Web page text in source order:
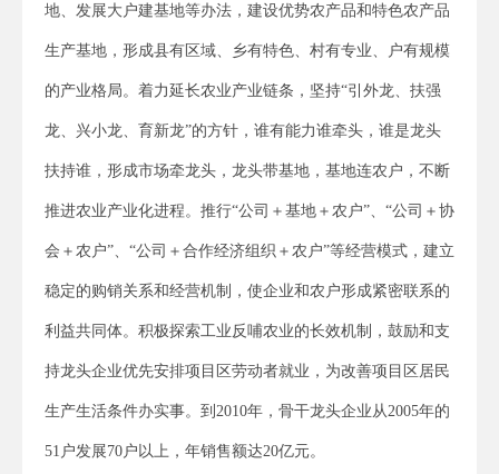
地、发展大户建基地等办法，建设优势农产品和特色农产品
生产基地，形成县有区域、乡有特色、村有专业、户有规模
的产业格局。着力延长农业产业链条，坚持“引外龙、扶强
龙、兴小龙、育新龙”的方针，谁有能力谁牵头，谁是龙头
扶持谁，形成市场牵龙头，龙头带基地，基地连农户，不断
推进农业产业化进程。推行“公司＋基地＋农户”、“公司＋协
会＋农户”、“公司＋合作经济组织＋农户”等经营模式，建立
稳定的购销关系和经营机制，使企业和农户形成紧密联系的
利益共同体。积极探索工业反哺农业的长效机制，鼓励和支
持龙头企业优先安排项目区劳动者就业，为改善项目区居民
生产生活条件办实事。到2010年，骨干龙头企业从2005年的
51户发展70户以上，年销售额达20亿元。